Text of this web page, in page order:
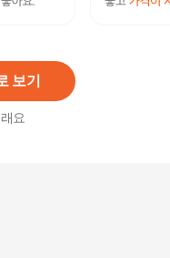
보기
요
(6개입) 소주컵 맥주컵